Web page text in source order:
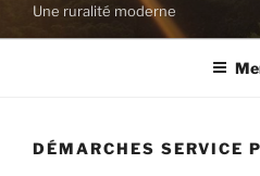
Une ruralité moderne
DÉMARCHES SERVICE